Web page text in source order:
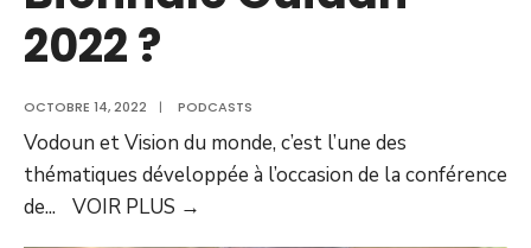
2022 ?
OCTOBRE 14, 2022 | PODCASTS
Vodoun et Vision du monde, c’est l’une des
thématiques développée à l’occasion de la conférence
de... VOIR PLUS →